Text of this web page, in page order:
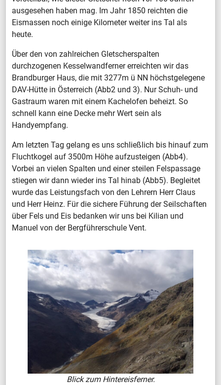
ausgesehen haben mag. Im Jahr 1850 reichten die
Eismassen noch einige Kilometer weiter ins Tal als
heute.
Über den von zahlreichen Gletscherspalten
durchzogenen Kesselwandferner erreichten wir das
Brandburger Haus, die mit 3277m ü NN höchstgelegene
DAV-Hütte in Österreich (Abb2 und 3). Nur Schuh- und
Gastraum waren mit einem Kachelofen beheizt. So
schnell kann eine Decke mehr Wert sein als
Handyempfang.
Am letzten Tag gelang es uns schließlich bis hinauf zum
Fluchtkogel auf 3500m Höhe aufzusteigen (Abb4).
Vorbei an vielen Spalten und einer steilen Felspassage
stiegen wir dann wieder ins Tal hinab (Abb5). Begleitet
wurde das Leistungsfach von den Lehrern Herr Claus
und Herr Heinz. Für die sichere Führung der Seilschaften
über Fels und Eis bedanken wir uns bei Kilian und
Manuel von der Bergführerschule Vent.
Blick zum Hintereisferner.